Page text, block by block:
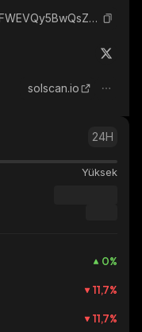
GTFWEVQy5BwQsZJWS4Y6KaZ3or6Yhysh2EEUp8bgpump_solana
solscan.io
24H
Yüksek
0%
11,7%
11,7%